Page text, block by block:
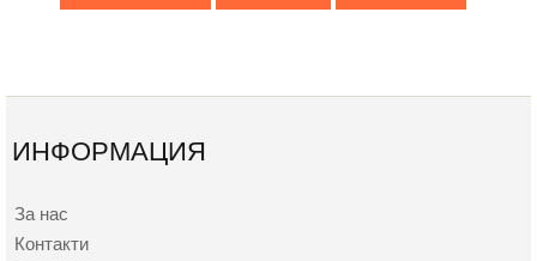
ИНФОРМАЦИЯ
За нас
Контакти